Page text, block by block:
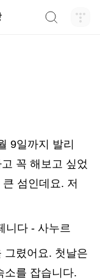
9일까지 발리
꼭 해보고 싶었
섬인데요. 저
니다 - 사누르
그렸어요. 첫날은
소를 잡습니다.